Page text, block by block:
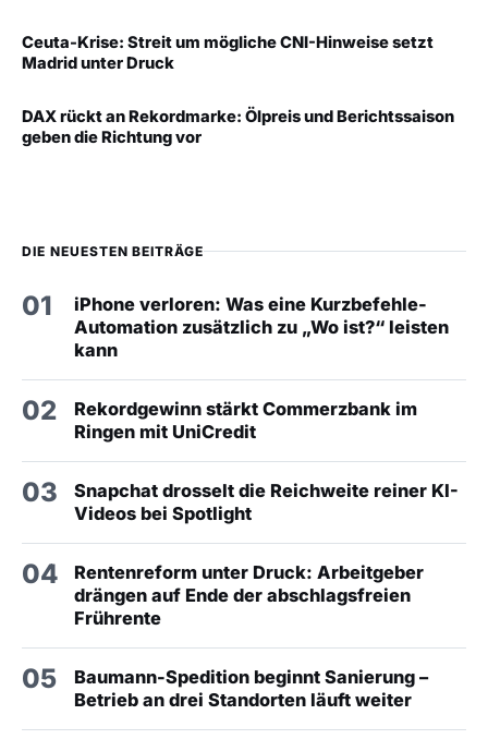
Ceuta-Krise: Streit um mögliche CNI-Hinweise setzt
Madrid unter Druck
DAX rückt an Rekordmarke: Ölpreis und Berichtssaison
geben die Richtung vor
DIE NEUESTEN BEITRÄGE
01
iPhone verloren: Was eine Kurzbefehle-
Automation zusätzlich zu „Wo ist?“ leisten
kann
02
Rekordgewinn stärkt Commerzbank im
Ringen mit UniCredit
03
Snapchat drosselt die Reichweite reiner KI-
Videos bei Spotlight
04
Rentenreform unter Druck: Arbeitgeber
drängen auf Ende der abschlagsfreien
Frührente
05
Baumann-Spedition beginnt Sanierung –
Betrieb an drei Standorten läuft weiter